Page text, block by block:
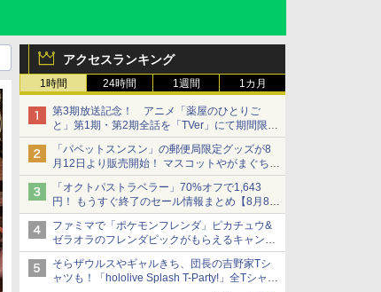
アクセスランキング
1時間 24時間 1週間 1カ月
第3期放送記念！ アニメ「薬屋のひとりご
と」第1期・第2期全話を「TVer」にて期間限定
で順次無料配信開始
「パペットスンスン」の郵便局限定グッズが8
月12日より販売開始！ マスコットやがまぐち、
レターセットなどが登場
「オクトパストラベラー」70%オフで1,643
円！ もうすぐ終了のセール情報まとめ【8月8日
更新】
ニンテンドーeショップでは「大神 絶景版」が
67%オフで990円
ファミマで「ポケモンフレンダ」ピカチュウ&
ゼラオラのフレンダピックがもらえるキャンペ
ーン開催！
そらザウルスやギャルきち、団長の吉野家Tシ
ャツも！「hololive Splash T-Party!」全Tシャツ